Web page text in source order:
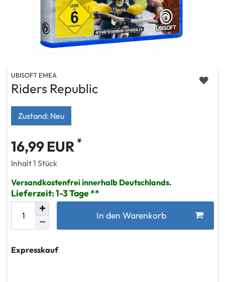
UBISOFT EMEA
Riders Republic
Zustand: Neu
16,99 EUR *
Inhalt1 Stück
Versandkostenfrei innerhalb Deutschlands.
Lieferzeit: 1-3 Tage
In den Warenkorb
Expresskauf